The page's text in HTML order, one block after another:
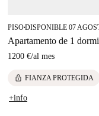
PISO■DISPONIBLE 07
Apartamento de 1
1200 €/al mes
lock FIANZA PROTEGIDA
+info